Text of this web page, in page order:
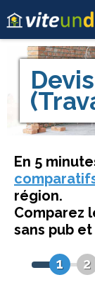
Devis
En 5
région.
Comparez
sans pub
1
2